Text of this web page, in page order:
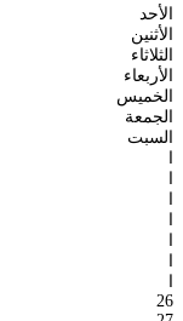
الأحد
الأثنين
الثلاثاء
الأربعاء
الخميس
الجمعة
السبت
ا
ا
ا
ا
ا
ا
ا
26